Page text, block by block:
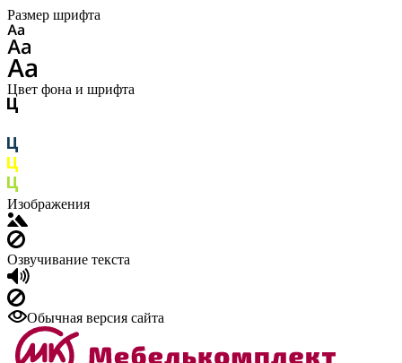
Размер шрифта
Цвет фона и шрифта
Изображения
Озвучивание текста
Обычная версия сайта